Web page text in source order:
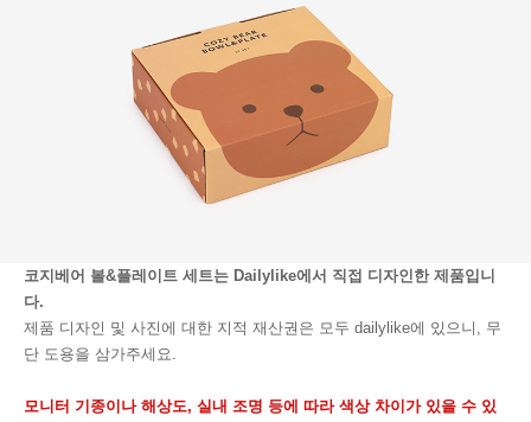
코지베어 볼&플레이트 세트는 Dailylike에서 직접 디자인한 제품입니
다.
제품 디자인 및 사진에 대한 지적 재산권은 모두 dailylike에 있으니, 무
단 도용을 삼가주세요.
모니터 기종이나 해상도, 실내 조명 등에 따라 색상 차이가 있을 수 있